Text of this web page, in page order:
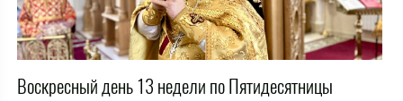
Воскресный день 13 недели по Пятидесятницы